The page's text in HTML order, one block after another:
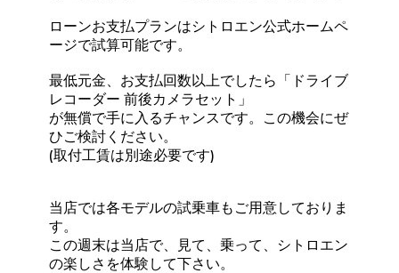
ローンお支払プランはシトロエン公式ホームペ
ージで試算可能です。
最低元金、お支払回数以上でしたら「ドライブ
レコーダー 前後カメラセット」
が無償で手に入るチャンスです。この機会にぜ
ひご検討ください。
(取付工賃は別途必要です)
当店では各モデルの試乗車もご用意しておりま
す。
この週末は当店で、見て、乗って、シトロエン
の楽しさを体験して下さい。